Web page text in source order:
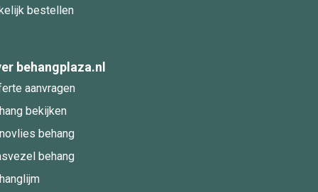
bestellen
behangplaza.nl
aanvragen
bekijken
behang
behang